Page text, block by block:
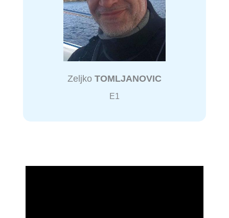
Zeljko TOMLJANOVIC
E1